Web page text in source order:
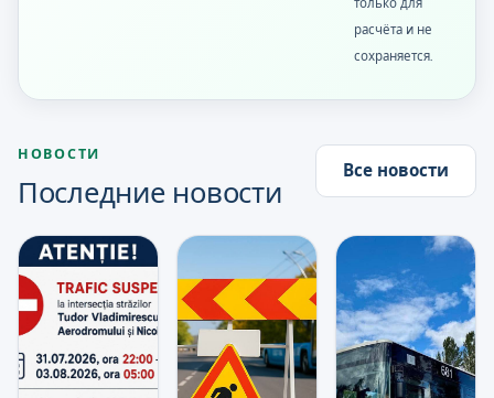
только для
расчёта и не
сохраняется.
НОВОСТИ
Последние новости
Все новости